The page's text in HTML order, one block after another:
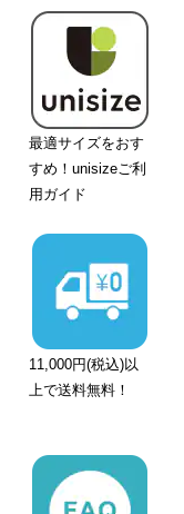
最適サイズをおす
すめ！unisizeご利
用ガイド
11,000円(税込)以
上で送料無料！